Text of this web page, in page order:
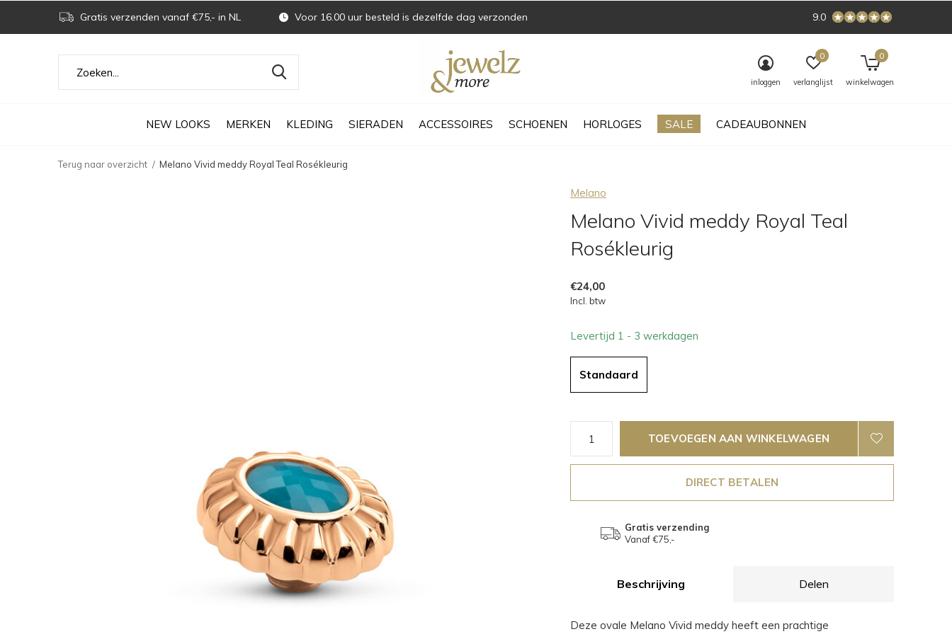
NEW LOOKS MERKEN KLEDING SIERADEN ACCESSOIRES SCHOENEN HORLOGES SALE CADEAUBONNEN
inloggen verlanglijst
0
winkelwagen
0
Gratis verzenden vanaf €75,- in NL Voor 16.00 uur besteld is dezelfde dag verzonden 9.0
Terug naar overzicht Melano Vivid meddy Royal Teal Rosékleurig
Melano
Melano Vivid meddy Royal Teal
Rosékleurig
€24,00
Incl. btw
Levertijd 1 - 3 werkdagen
Standaard
TOEVOEGEN AAN WINKELWAGEN
DIRECT BETALEN
Gratis verzending
Vanaf €75,-
Beschrijving Delen
Deze ovale Melano Vivid meddy heeft een prachtige